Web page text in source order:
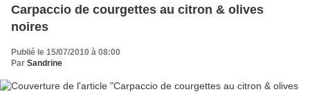
Carpaccio de courgettes au citron & olives
noires
Publié le 15/07/2010 à 08:00
Par Sandrine